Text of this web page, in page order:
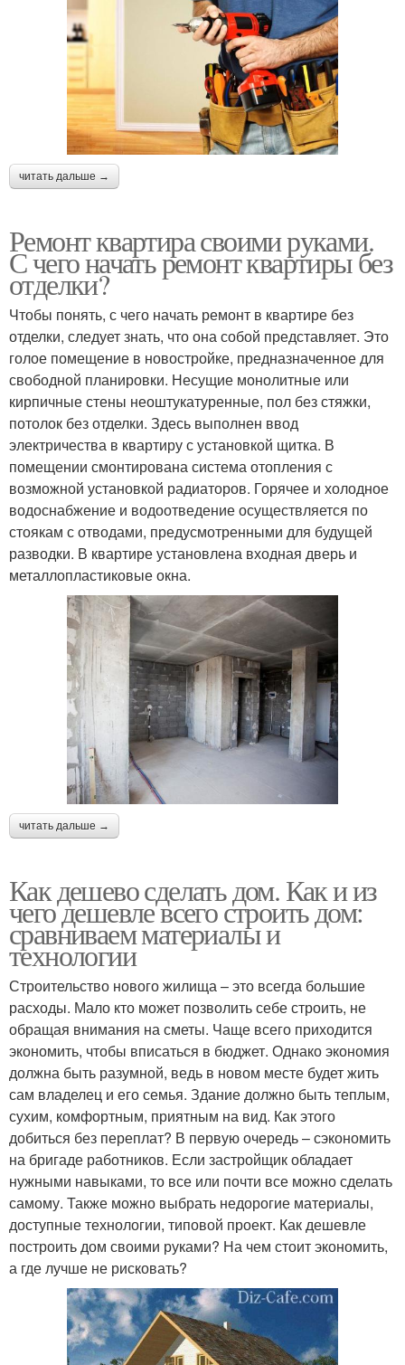
читать дальше →
Ремонт квартира своими руками.
С чего начать ремонт квартиры без
отделки?
Чтобы понять, с чего начать ремонт в квартире без
отделки, следует знать, что она собой представляет. Это
голое помещение в новостройке, предназначенное для
свободной планировки. Несущие монолитные или
кирпичные стены неоштукатуренные, пол без стяжки,
потолок без отделки. Здесь выполнен ввод
электричества в квартиру с установкой щитка. В
помещении смонтирована система отопления с
возможной установкой радиаторов. Горячее и холодное
водоснабжение и водоотведение осуществляется по
стоякам с отводами, предусмотренными для будущей
разводки. В квартире установлена входная дверь и
металлопластиковые окна.
читать дальше →
Как дешево сделать дом. Как и из
чего дешевле всего строить дом:
сравниваем материалы и
технологии
Строительство нового жилища – это всегда большие
расходы. Мало кто может позволить себе строить, не
обращая внимания на сметы. Чаще всего приходится
экономить, чтобы вписаться в бюджет. Однако экономия
должна быть разумной, ведь в новом месте будет жить
сам владелец и его семья. Здание должно быть теплым,
сухим, комфортным, приятным на вид. Как этого
добиться без переплат? В первую очередь – сэкономить
на бригаде работников. Если застройщик обладает
нужными навыками, то все или почти все можно сделать
самому. Также можно выбрать недорогие материалы,
доступные технологии, типовой проект. Как дешевле
построить дом своими руками? На чем стоит экономить,
а где лучше не рисковать?